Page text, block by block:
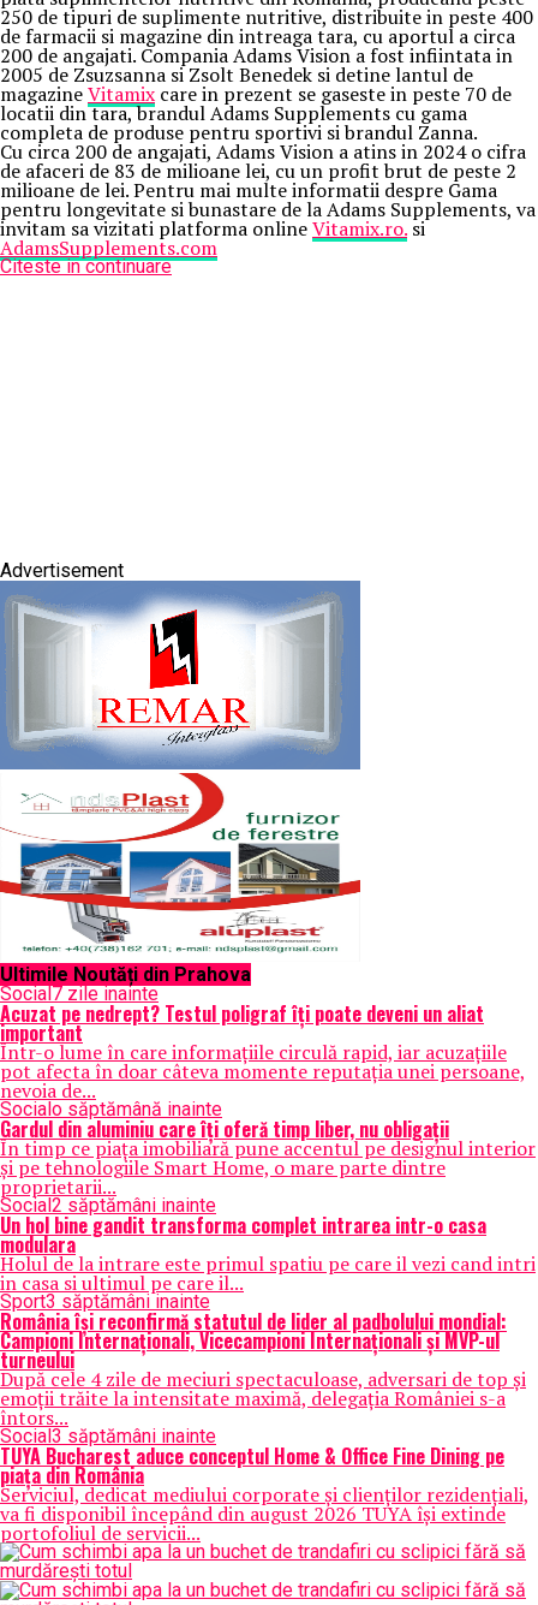
250 de tipuri de suplimente nutritive, distribuite in peste 400
de farmacii si magazine din intreaga tara, cu aportul a circa
200 de angajati. Compania Adams Vision a fost infiintata in
2005 de Zsuzsanna si Zsolt Benedek si detine lantul de
magazineVitamix care in prezent se gaseste in peste 70 de
locatii din tara, brandul Adams Supplements cu gama
completa de produse pentru sportivi si brandul Zanna.
Cu circa 200 de angajati, Adams Vision a atins in 2024 o cifra
de afaceri de 83 de milioane lei, cu un profit brut de peste 2
milioane de lei. Pentru mai multe informatii despre Gama
pentru longevitate si bunastare de la Adams Supplements, va
invitam sa vizitati platforma onlineVitamix.ro. si
AdamsSupplements.com
Citeste in continuare
Advertisement
Ultimile Noutăți din Prahova
Social7 zile inainte
Acuzat pe nedrept? Testul poligraf îţi poate deveni un aliat
important
Într-o lume în care informațiile circulă rapid, iar acuzațiile
pot afecta în doar câteva momente reputația unei persoane,
nevoia de...
Socialo săptămână inainte
Gardul din aluminiu care îți oferă timp liber, nu obligații
În timp ce piața imobiliară pune accentul pe designul interior
și pe tehnologiile Smart Home, o mare parte dintre
proprietarii...
Social2 săptămâni inainte
Un hol bine gandit transforma complet intrarea intr-o casa
modulara
Holul de la intrare este primul spatiu pe care il vezi cand intri
in casa si ultimul pe care il...
Sport3 săptămâni inainte
România își reconfirmă statutul de lider al padbolului mondial:
Campioni Internaționali, Vicecampioni Internaționali și MVP-ul
turneului
După cele 4 zile de meciuri spectaculoase, adversari de top și
emoții trăite la intensitate maximă, delegația României s-a
întors...
Social3 săptămâni inainte
TUYA Bucharest aduce conceptul Home & Office Fine Dining pe
piața din România
Serviciul, dedicat mediului corporate și clienților rezidențiali,
va fi disponibil începând din august 2026 TUYA își extinde
portofoliul de servicii...